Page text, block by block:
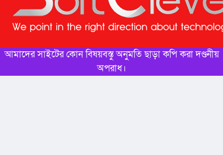
আমাদের সাইটের কোন বিষয়বস্তু অনুমতি ছাড়া কপি করা দণ্ডনীয়
অপরাধ।